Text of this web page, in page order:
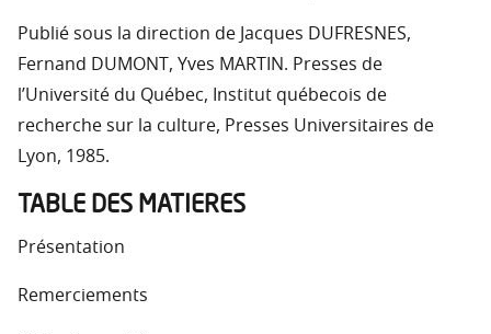
Publié sous la direction de Jacques DUFRESNES,
Fernand DUMONT, Yves MARTIN. Presses de
l’Université du Québec, Institut québecois de
recherche sur la culture, Presses Universitaires de
Lyon, 1985.
TABLE DES MATIERES
Présentation
Remerciements